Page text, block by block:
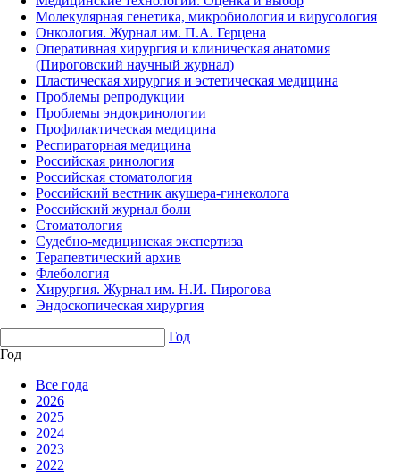
Молекулярная генетика, микробиология и вирусология
Онкология. Журнал им. П.А. Герцена
Оперативная хирургия и клиническая анатомия
(Пироговский научный журнал)
Пластическая хирургия и эстетическая медицина
Проблемы репродукции
Проблемы эндокринологии
Профилактическая медицина
Респираторная медицина
Российская ринология
Российская стоматология
Российский вестник акушера-гинеколога
Российский журнал боли
Стоматология
Судебно-медицинская экспертиза
Терапевтический архив
Флебология
Хирургия. Журнал им. Н.И. Пирогова
Эндоскопическая хирургия
Год
Год
Все года
2026
2025
2024
2023
2022